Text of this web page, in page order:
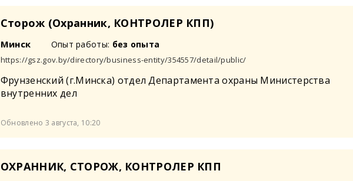
Сторож (Охранник, КОНТРОЛЕР КПП)
Минск Опыт работы: без опыта
https://gsz.gov.by/directory/business-entity/354557/detail/public/
Фрунзенский (г.Минска) отдел Департамента охраны Министерства
внутренних дел
Обновлено 3 августа, 10:20
ОХРАННИК, СТОРОЖ, КОНТРОЛЕР КПП